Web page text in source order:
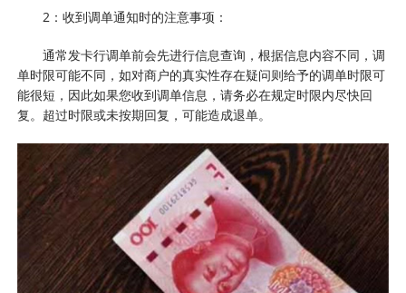
2：收到调单通知时的注意事项：
通常发卡行调单前会先进行信息查询，根据信息内容不同，调
单时限可能不同，如对商户的真实性存在疑问则给予的调单时限可
能很短，因此如果您收到调单信息，请务必在规定时限内尽快回
复。超过时限或未按期回复，可能造成退单。